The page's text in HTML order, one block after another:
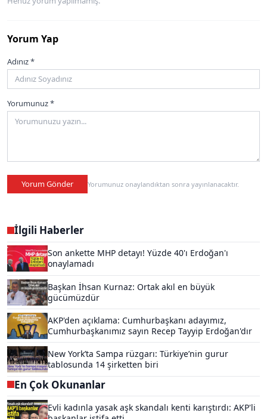
Yorum Yap
Adınız *
Yorumunuz *
Yorum Gönder Yorumunuz onaylandıktan sonra yayınlanacaktır.
İlgili Haberler
Son ankette MHP detayı! Yüzde 40'ı Erdoğan'ı
onaylamadı
Başkan İhsan Kurnaz: Ortak akıl en büyük
gücümüzdür
AKP'den açıklama: Cumhurbaşkanı adayımız,
Cumhurbaşkanımız sayın Recep Tayyip Erdoğan'dır
New York’ta Sampa rüzgarı: Türkiye’nin gurur
tablosunda 14 şirketten biri
En Çok Okunanlar
Evli kadınla yasak aşk skandalı kenti karıştırdı: AKP'li